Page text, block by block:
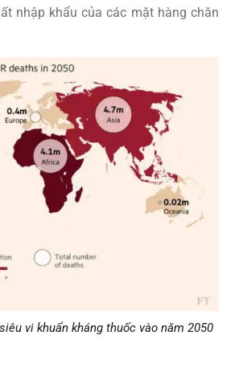
nhập khẩu của các mặt hàng chăn
vi khuẩn kháng thuốc vào năm 2050